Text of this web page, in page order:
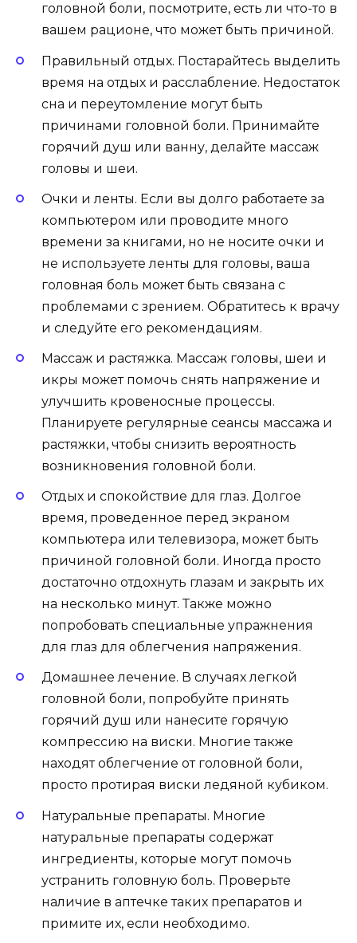
головной боли, посмотрите, есть ли что-то в
вашем рационе, что может быть причиной.
Правильный отдых. Постарайтесь выделить
время на отдых и расслабление. Недостаток
сна и переутомление могут быть
причинами головной боли. Принимайте
горячий душ или ванну, делайте массаж
головы и шеи.
Очки и ленты. Если вы долго работаете за
компьютером или проводите много
времени за книгами, но не носите очки и
не используете ленты для головы, ваша
головная боль может быть связана с
проблемами с зрением. Обратитесь к врачу
и следуйте его рекомендациям.
Массаж и растяжка. Массаж головы, шеи и
икры может помочь снять напряжение и
улучшить кровеносные процессы.
Планируете регулярные сеансы массажа и
растяжки, чтобы снизить вероятность
возникновения головной боли.
Отдых и спокойствие для глаз. Долгое
время, проведенное перед экраном
компьютера или телевизора, может быть
причиной головной боли. Иногда просто
достаточно отдохнуть глазам и закрыть их
на несколько минут. Также можно
попробовать специальные упражнения
для глаз для облегчения напряжения.
Домашнее лечение. В случаях легкой
головной боли, попробуйте принять
горячий душ или нанесите горячую
компрессию на виски. Многие также
находят облегчение от головной боли,
просто протирая виски ледяной кубиком.
Натуральные препараты. Многие
натуральные препараты содержат
ингредиенты, которые могут помочь
устранить головную боль. Проверьте
наличие в аптечке таких препаратов и
примите их, если необходимо.